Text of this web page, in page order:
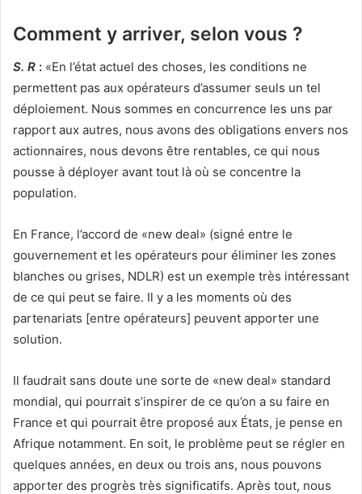
Comment y arriver, selon vous ?
S. R : «En l’état actuel des choses, les conditions ne
permettent pas aux opérateurs d’assumer seuls un tel
déploiement. Nous sommes en concurrence les uns par
rapport aux autres, nous avons des obligations envers nos
actionnaires, nous devons être rentables, ce qui nous
pousse à déployer avant tout là où se concentre la
population.
En France, l’accord de «new deal» (signé entre le
gouvernement et les opérateurs pour éliminer les zones
blanches ou grises, NDLR) est un exemple très intéressant
de ce qui peut se faire. Il y a les moments où des
partenariats [entre opérateurs] peuvent apporter une
solution.
Il faudrait sans doute une sorte de «new deal» standard
mondial, qui pourrait s’inspirer de ce qu’on a su faire en
France et qui pourrait être proposé aux États, je pense en
Afrique notamment. En soit, le problème peut se régler en
quelques années, en deux ou trois ans, nous pouvons
apporter des progrès très significatifs. Après tout, nous